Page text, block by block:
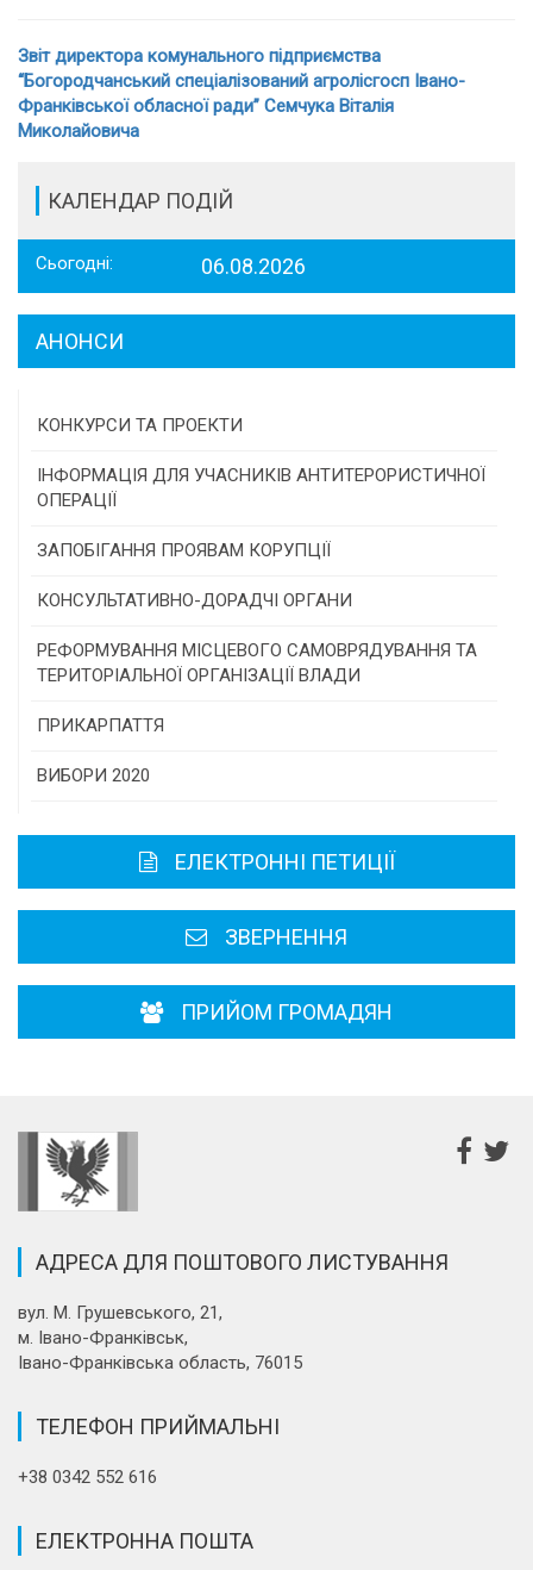
Звіт директора комунального підприємства
“Богородчанський спеціалізований агролісгосп Івано-
Франківської обласної ради” Семчука Віталія
Миколайовича
КАЛЕНДАР ПОДІЙ
Сьогодні: 06.08.2026
АНОНСИ
КОНКУРСИ ТА ПРОЕКТИ
Конкурс проектів та програм місцевого
самоврядування
Конкурс інститутів громадянського суспільства
Програми/конкурси МТД
ІНФОРМАЦІЯ ДЛЯ УЧАСНИКІВ АНТИТЕРОРИСТИЧНОЇ
ОПЕРАЦІЇ
ЗАПОБІГАННЯ ПРОЯВАМ КОРУПЦІЇ
КОНСУЛЬТАТИВНО-ДОРАДЧІ ОРГАНИ
Консультативна рада
РЕФОРМУВАННЯ МІСЦЕВОГО САМОВРЯДУВАННЯ ТА
ТЕРИТОРІАЛЬНОЇ ОРГАНІЗАЦІЇ ВЛАДИ
ПРИКАРПАТТЯ
Історична довідка
Районні, міські ради
ВИБОРИ 2020
ЕЛЕКТРОННІ ПЕТИЦІЇ
ЗВЕРНЕННЯ
ПРИЙОМ ГРОМАДЯН
АДРЕСА ДЛЯ ПОШТОВОГО ЛИСТУВАННЯ
вул. М. Грушевського, 21,
м. Івано-Франківськ,
Івано-Франківська область, 76015
ТЕЛЕФОН ПРИЙМАЛЬНІ
+38 0342 552 616
ЕЛЕКТРОННА ПОШТА